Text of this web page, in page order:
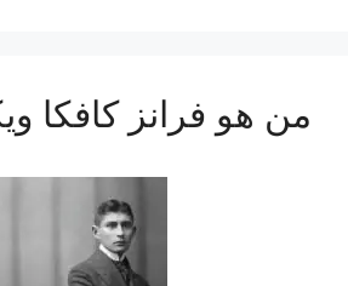
من هو فرانز كافكا